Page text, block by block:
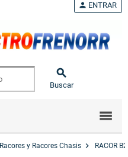

Buscar
person ENTRAR
Racores y Racores Chasis chevron_right RACOR